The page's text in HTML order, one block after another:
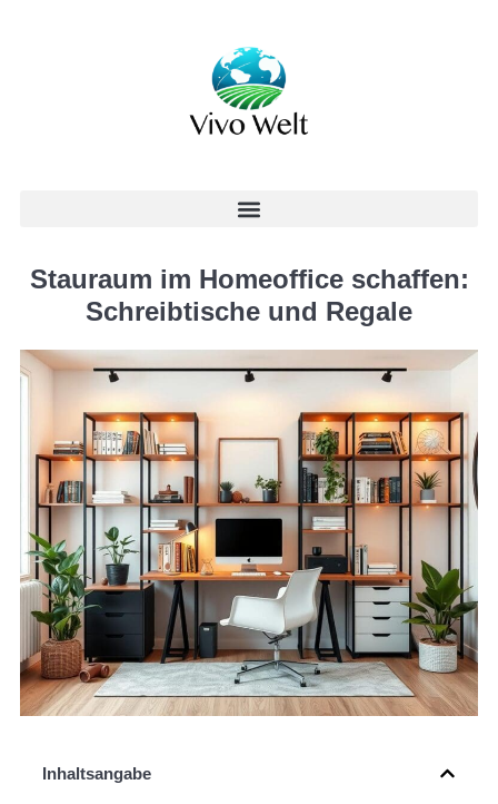
Stauraum im Homeoffice schaffen:
Schreibtische und Regale
Inhaltsangabe